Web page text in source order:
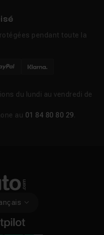
pendant toute la
du lundi au vendredi de
au 01 84 80 80 29